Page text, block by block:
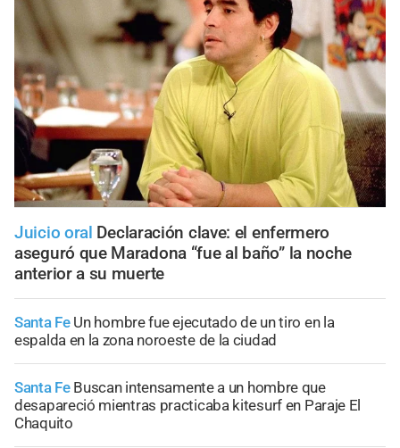
Juicio oral Declaración clave: el enfermero
aseguró que Maradona “fue al baño” la noche
anterior a su muerte
Santa Fe Un hombre fue ejecutado de un tiro en la
espalda en la zona noroeste de la ciudad
Santa Fe Buscan intensamente a un hombre que
desapareció mientras practicaba kitesurf en Paraje El
Chaquito